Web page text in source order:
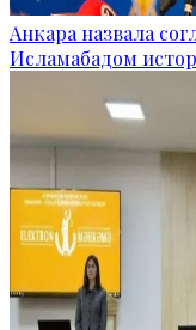
Анкара назвала
Исламабадом